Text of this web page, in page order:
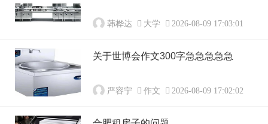
韩桦达 大学 2026-08-09 17:03:01
关于世博会作文300字急急急急急
严容宁 作文 2026-08-09 17:02:02